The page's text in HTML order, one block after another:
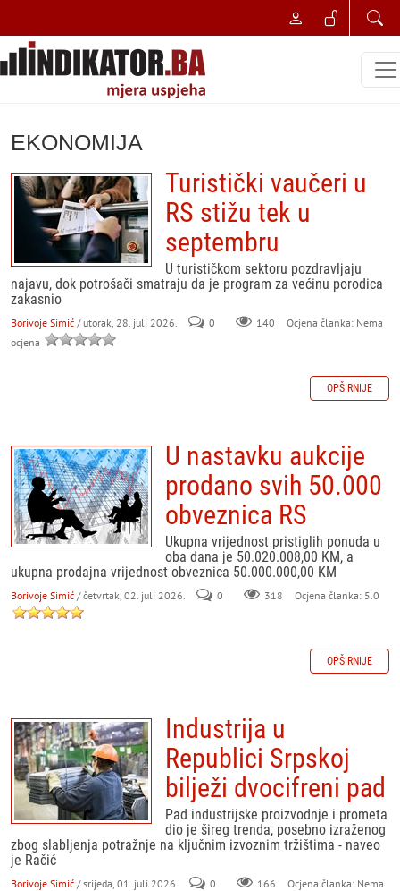
EKONOMIJA
Turistički vaučeri u
RS stižu tek u
septembru
U turističkom sektoru pozdravljaju
najavu, dok potrošači smatraju da je program za većinu porodica
zakasnio
Borivoje Simić / utorak, 28. juli 2026. 0 140
Ocjena članka: Nema
ocjena
OPŠIRNIJE
U nastavku aukcije
prodano svih 50.000
obveznica RS
Ukupna vrijednost pristiglih ponuda u
oba dana je 50.020.008,00 KM, a
ukupna prodajna vrijednost obveznica 50.000.000,00 KM
Borivoje Simić / četvrtak, 02. juli 2026. 0 318 Ocjena članka: 5.0
OPŠIRNIJE
Industrija u
Republici Srpskoj
bilježi dvocifreni pad
Pad industrijske proizvodnje i prometa
dio je šireg trenda, posebno izraženog
zbog slabljenja potražnje na ključnim izvoznim tržištima - naveo
je Račić
Borivoje Simić / srijeda, 01. juli 2026. 0 166
Ocjena članka: Nema